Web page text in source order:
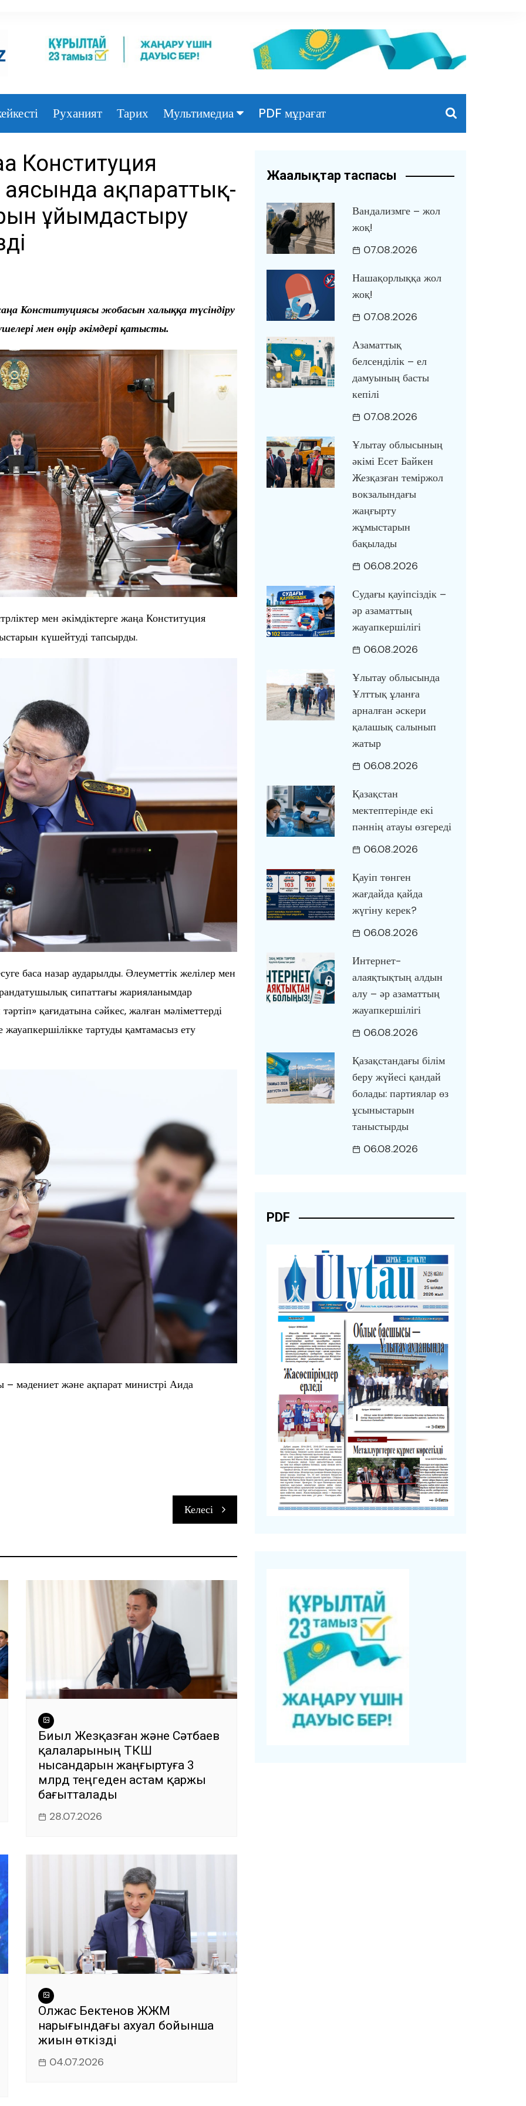
Руханият Тарих Мультимедиа PDF мұрағат
Конституция
ақпараттық-
ұйымдастыру
Конституциясы жобасын халыққа түсіндіру
мен өңір әкімдері қатысты.
мен әкімдіктерге жаңа Конституция
күшейтуді тапсырды.
баса назар аударылды. Әлеуметтік желілер мен
сипаттағы жарияланымдар
қағидатына сәйкес, жалған мәліметтерді
тартуды қамтамасыз ету
мәдениет және ақпарат министрі Аида
Келесі
Биыл Жезқазған және Сәтбаев
қалаларының ТКШ
нысандарын жаңғыртуға 3
млрд теңгеден астам қаржы
бағытталады
28.07.2026
Олжас Бектенов ЖЖМ
нарығындағы ахуал бойынша
жиын өткізді
04.07.2026
Жаңалықтар таспасы
Вандализмге – жол
жоқ!
07.08.2026
Нашақорлыққа жол
жоқ!
07.08.2026
Азаматтық
белсенділік – ел
дамуының басты
кепілі
07.08.2026
Ұлытау облысының
әкімі Есет Байкен
Жезқазған теміржол
вокзалындағы
жаңғырту
жұмыстарын
бақылады
06.08.2026
Судағы қауіпсіздік –
әр азаматтың
жауапкершілігі
06.08.2026
Ұлытау облысында
Ұлттық ұланға
арналған әскери
қалашық салынып
жатыр
06.08.2026
Қазақстан
мектептерінде екі
пәннің атауы өзгереді
06.08.2026
Қауіп төнген
жағдайда қайда
жүгіну керек?
06.08.2026
Интернет-
алаяқтықтың алдын
алу – әр азаматтың
жауапкершілігі
06.08.2026
Қазақстандағы білім
беру жүйесі қандай
болады: партиялар өз
ұсыныстарын
таныстырды
06.08.2026
PDF